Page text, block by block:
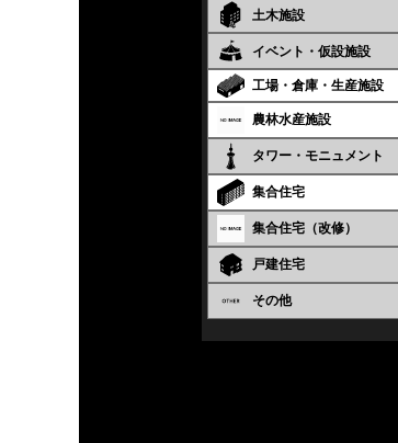
土木施設
イベント・仮設施設
工場・倉庫・生産施設
農林水産施設
タワー・モニュメント
集合住宅
集合住宅（改修）
戸建住宅
その他